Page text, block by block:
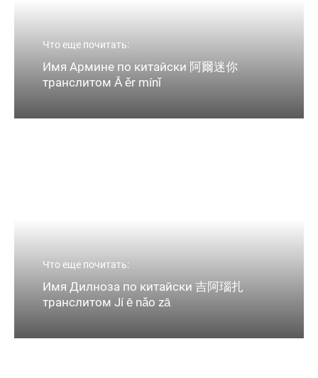
Что еще почитать:
Имя Армине по китайски 阿爾迷你
транслитом Ā ěr mínǐ
Что еще почитать:
Имя Дилноза по китайски 吉阿瑙扎
транслитом Jí ē nǎo zā